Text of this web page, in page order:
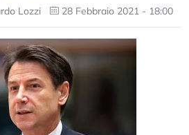
Lozzi 28 Febbraio 2021 - 18:00